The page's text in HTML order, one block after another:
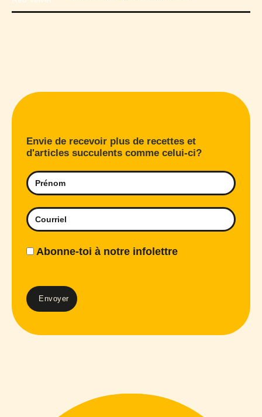
Envie de recevoir plus de recettes et
d'articles succulents comme celui-ci?
Abonne-toi à notre infolettre